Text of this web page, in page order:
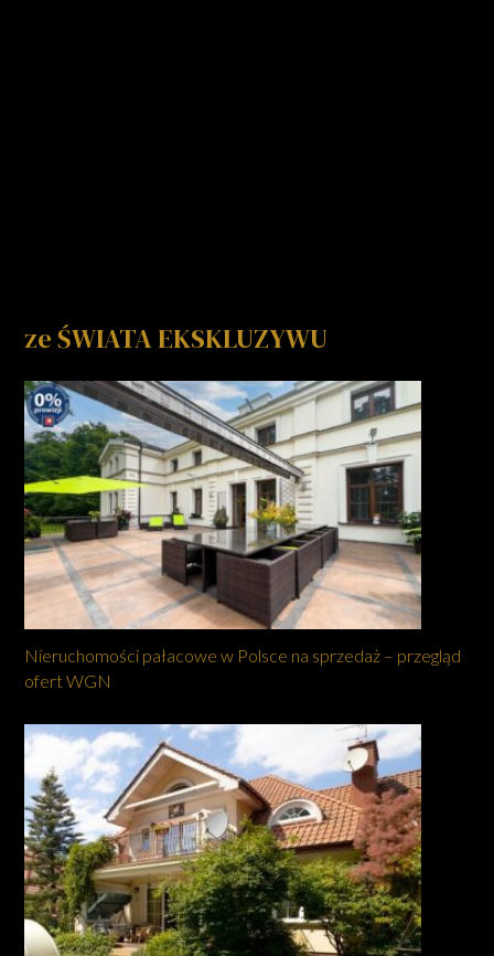
ze ŚWIATA EKSKLUZYWU
Nieruchomości pałacowe w Polsce na sprzedaż – przegląd
ofert WGN